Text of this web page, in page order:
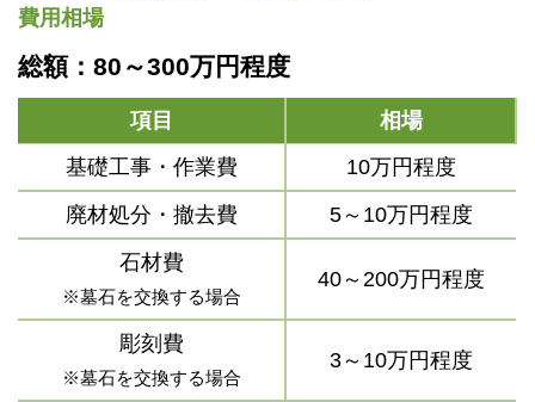
費用相場
総額：80～300万円程度
項目
相場
基礎工事・作業費
10万円程度
廃材処分・撤去費
5～10万円程度
石材費
※墓石を交換する場合
40～200万円程度
彫刻費
※墓石を交換する場合
3～10万円程度